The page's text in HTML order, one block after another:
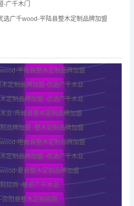
广千木门
选广千wood-平陆县整木定制品牌加盟
平陆县整木定制品牌加盟
定制品牌加盟-优选广千木业
定制品牌加盟 -优选广千木业
业-芮城县整木定制品牌加盟
品牌加盟 -整木定制品牌加盟
垣曲县整木定制品牌加盟
定制品牌加盟 -优选广千木业
夏县整木定制品牌加盟
招商 -联系广千木业
阳县整木定制招商